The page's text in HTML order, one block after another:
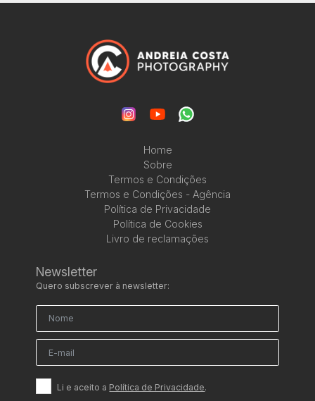
Home
Sobre
Termos e Condições
Termos e Condições - Agência
Política de Privacidade
Política de Cookies
Livro de reclamações
Newsletter
Quero subscrever à newsletter:
Li e aceito a Política de Privacidade.